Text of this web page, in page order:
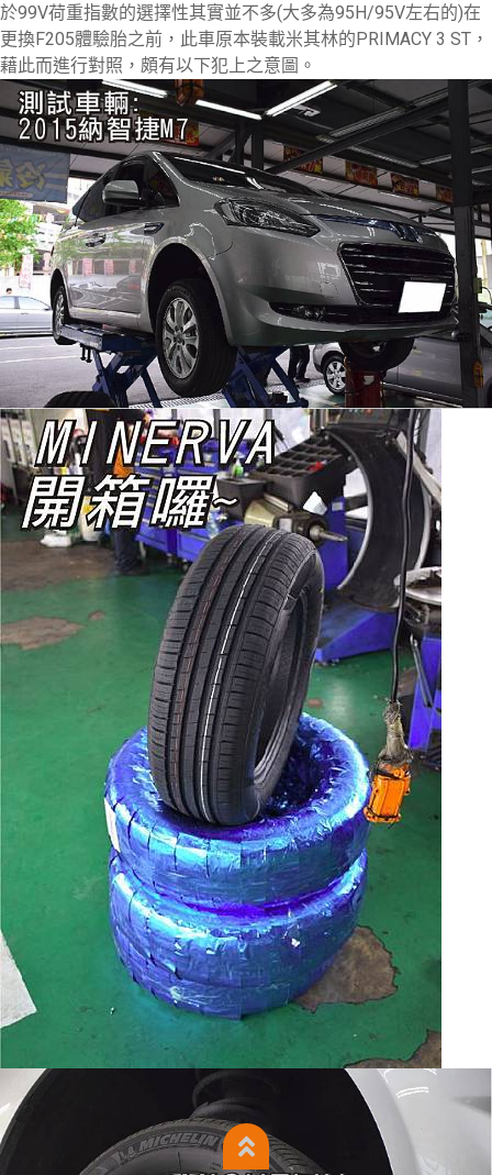
於99V荷重指數的選擇性其實並不多(大多為95H/95V左右的)在
更換F205體驗胎之前，此車原本裝載米其林的PRIMACY 3 ST，
藉此而進行對照，頗有以下犯上之意圖。